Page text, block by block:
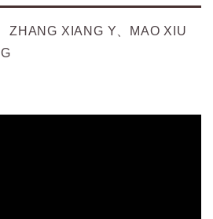
ZHANG XIANG Y、MAO XIU